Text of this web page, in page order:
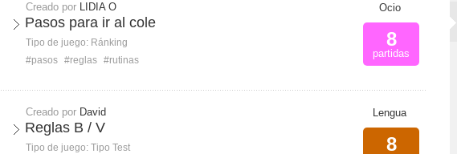
Creado por LIDIA O
Pasos para ir al cole
Tipo de juego: Ránking
#pasos #reglas #rutinas
Ocio
8
partidas
Creado por David
Reglas B / V
Tipo de juego: Tipo Test
Lengua
8